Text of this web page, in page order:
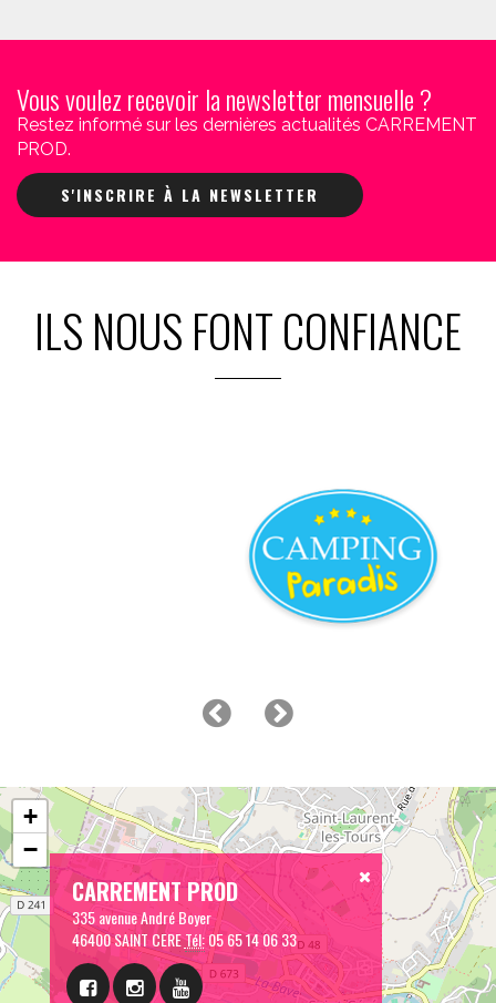
Vous voulez recevoir la newsletter mensuelle ?
Restez informé sur les dernières actualités CARREMENT
PROD.
S'INSCRIRE À LA NEWSLETTER
ILS NOUS FONT CONFIANCE
CARREMENT PROD
335 avenue André Boyer
46400 SAINT CERETél:05 65 14 06 33
+
−